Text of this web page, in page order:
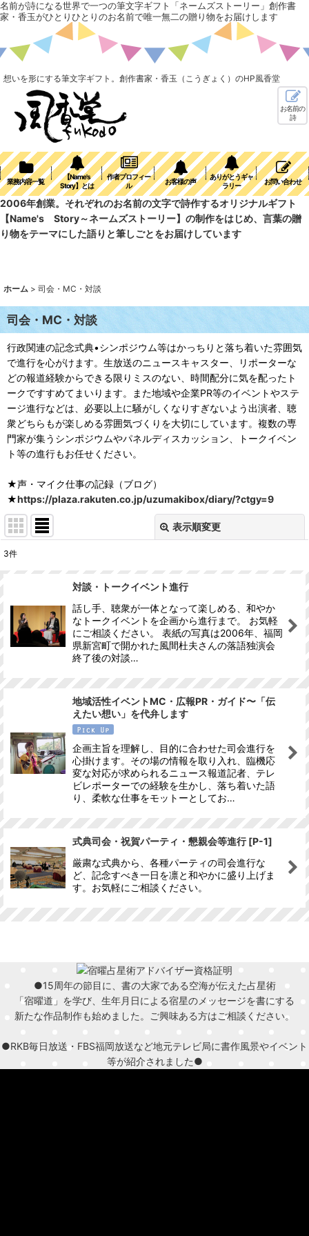
名前が詩になる世界で一つの筆文字ギフト「ネームズストーリー」創作書
家・香玉がひとりひとりのお名前で唯一無二の贈り物をお届けします
想いを形にする筆文字ギフト。創作書家・香玉（こうぎょく）のHP風香堂
お名前の
詩
業務内容一覧
【Name's
Story】とは
作者プロフィー
ル
お客様の声
ありがとうギャ
ラリー
お問い合わせ
2006年創業。それぞれのお名前の文字で詩作するオリジナルギフト
【Name's Story～ネームズストーリー】の制作をはじめ、言葉の贈
り物をテーマにした語りと筆しごとをお届けしています
ホーム > 司会・MC・対談
司会・MC・対談
行政関連の記念式典•シンポジウム等はかっちりと落ち着いた雰囲気
で進行を心がけます。生放送のニュースキャスター、リポーターな
どの報道経験からできる限りミスのない、時間配分に気を配ったト
ークですすめてまいります。また地域や企業PR等のイベントやステ
ージ進行などは、必要以上に騒がしくなりすぎないよう出演者、聴
衆どちらもが楽しめる雰囲気づくりを大切にしています。複数の専
門家が集うシンポジウムやパネルディスカッション、トークイベン
ト等の進行もお任せください。
★声・マイク仕事の記録（ブログ）
★https://plaza.rakuten.co.jp/uzumakibox/diary/?ctgy=9
表示順変更
並び順:
絞り込む
3件
対談・トークイベント進行
話し手、聴衆が一体となって楽しめる、和やか
なトークイベントを企画から進行まで。 お気軽
にご相談ください。 表紙の写真は2006年、福岡
県新宮町で開かれた風間杜夫さんの落語独演会
終了後の対談…
地域活性イベントMC・広報PR・ガイド〜「伝
えたい想い」を代弁します
企画主旨を理解し、目的に合わせた司会進行を
心掛けます。その場の情報を取り入れ、臨機応
変な対応が求められるニュース報道記者、テレ
ビレポーターでの経験を生かし、落ち着いた語
り、柔軟な仕事をモットーとしてお…
式典司会・祝賀パーティ・懇親会等進行 [P-1]
厳粛な式典から、各種パーティの司会進行な
ど、記念すべき一日を凛と和やかに盛り上げま
す。お気軽にご相談ください。
●15周年の節目に、書の大家である空海が伝えた占星術
「宿曜道」を学び、生年月日による宿星のメッセージを書にする
新たな作品制作も始めました。ご興味ある方はご相談ください。
●RKB毎日放送・FBS福岡放送など地元テレビ局に書作風景やイベント
等が紹介されました●